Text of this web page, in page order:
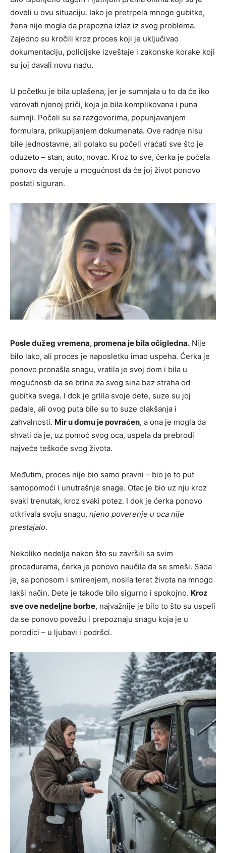
doveli u ovu situaciju. Iako je pretrpela mnoge gubitke,
žena nije mogla da prepozna izlaz iz svog problema.
Zajedno su kročili kroz proces koji je uključivao
dokumentaciju, policijske izveštaje i zakonske korake koji
su joj davali novu nadu.
U početku je bila uplašena, jer je sumnjala u to da će iko
verovati njenoj priči, koja je bila komplikovana i puna
sumnji. Počeli su sa razgovorima, popunjavanjem
formulara, prikupljanjem dokumenata. Ove radnje nisu
bile jednostavne, ali polako su počeli vraćati sve što je
oduzeto – stan, auto, novac. Kroz to sve, ćerka je počela
ponovo da veruje u mogućnost da će joj život ponovo
postati siguran.
Posle dužeg vremena, promena je bila očigledna. Nije
bilo lako, ali proces je naposletku imao uspeha. Ćerka je
ponovo pronašla snagu, vratila je svoj dom i bila u
mogućnosti da se brine za svog sina bez straha od
gubitka svega. I dok je grlila svoje dete, suze su joj
padale, ali ovog puta bile su to suze olakšanja i
zahvalnosti. Mir u domu je povraćen, a ona je mogla da
shvati da je, uz pomoć svog oca, uspela da prebrodi
najveće teškoće svog života.
Međutim, proces nije bio samo pravni – bio je to put
samopomoći i unutrašnje snage. Otac je bio uz nju kroz
svaki trenutak, kroz svaki potez. I dok je ćerka ponovo
otkrivala svoju snagu, njeno poverenje u oca nije
prestajalo.
Nekoliko nedelja nakon što su završili sa svim
procedurama, ćerka je ponovo naučila da se smeši. Sada
je, sa ponosom i smirenjem, nosila teret života na mnogo
lakši način. Dete je takođe bilo sigurno i spokojno. Kroz
sve ove nedeljne borbe, najvažnije je bilo to što su uspeli
da se ponovo povežu i prepoznaju snagu koja je u
porodici – u ljubavi i podršci.